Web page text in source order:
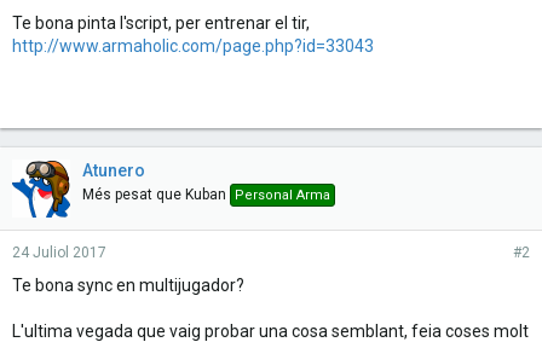
Te bona pinta l'script, per entrenar el tir,
http://www.armaholic.com/page.php?id=33043
Atunero
Més pesat que Kuban Personal Arma
24 Juliol 2017 #2
Te bona sync en multijugador?
L'ultima vegada que vaig probar una cosa semblant, feia coses molt